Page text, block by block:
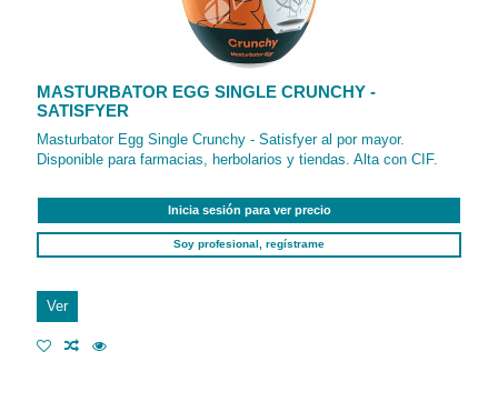
MASTURBATOR EGG SINGLE CRUNCHY -
SATISFYER
Masturbator Egg Single Crunchy - Satisfyer al por mayor.
Disponible para farmacias, herbolarios y tiendas. Alta con CIF.
Inicia sesión para ver precio
Soy profesional, regístrame
Ver